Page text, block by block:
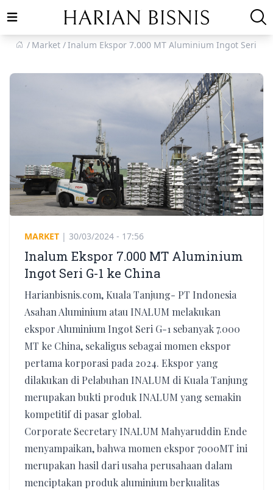
Open main menu
Market
Inalum Ekspor 7.000 MT Aluminium Ingot Seri G-
MARKET | 30/03/2024 - 17:56
Inalum Ekspor 7.000 MT Aluminium
Ingot Seri G-1 ke China
Harianbisnis.com, Kuala Tanjung- PT Indonesia
Asahan Aluminium atau INALUM melakukan
ekspor Aluminium Ingot Seri G-1 sebanyak 7.000
MT ke China, sekaligus sebagai momen ekspor
pertama korporasi pada 2024. Ekspor yang
dilakukan di Pelabuhan INALUM di Kuala Tanjung
merupakan bukti produk INALUM yang semakin
kompetitif di pasar global.
Corporate Secretary INALUM Mahyaruddin Ende
menyampaikan, bahwa momen ekspor 7000MT ini
merupakan hasil dari usaha perusahaan dalam
menciptakan produk aluminium berkualitas